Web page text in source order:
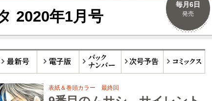
2020年1月号
毎月6日
発売
表紙＆巻頭カラー 最終回